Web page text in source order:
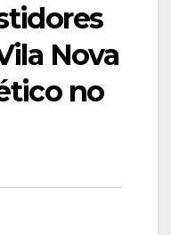
Nova
no